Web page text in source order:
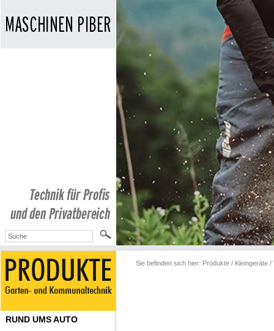
Sie befinden sich hier: Produkte / Kleingeräte /
RUND UMS AUTO